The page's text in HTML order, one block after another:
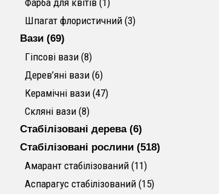
Шпагат флористичний 33 товари
Вази 6969 товарів
Гіпсові вази 88 товарів
Дерев’яні вази 66 товарів
Керамічні вази 4747 товарів
Скляні вази 88 товарів
Стабілізовані дерева 66 товарів
Стабілізовані рослини 518518 товарів
Амарант стабілізований 1111 товарів
Аспарагус стабілізований 1515 товарів